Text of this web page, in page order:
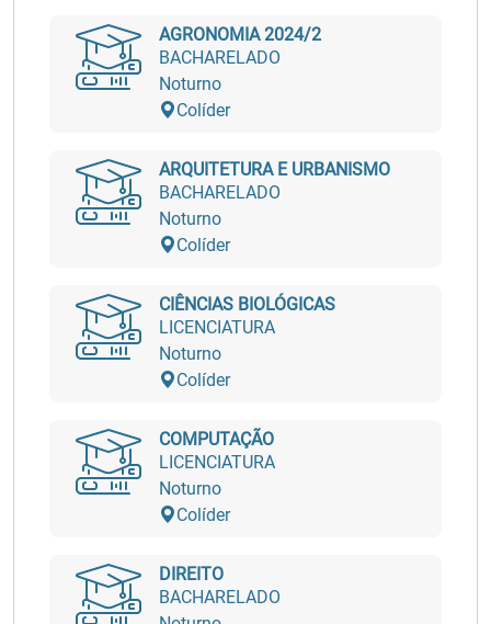
AGRONOMIA 2024/2
BACHARELADO
Noturno
Colíder
ARQUITETURA E URBANISMO
BACHARELADO
Noturno
Colíder
CIÊNCIAS BIOLÓGICAS
LICENCIATURA
Noturno
Colíder
COMPUTAÇÃO
LICENCIATURA
Noturno
Colíder
DIREITO
BACHARELADO